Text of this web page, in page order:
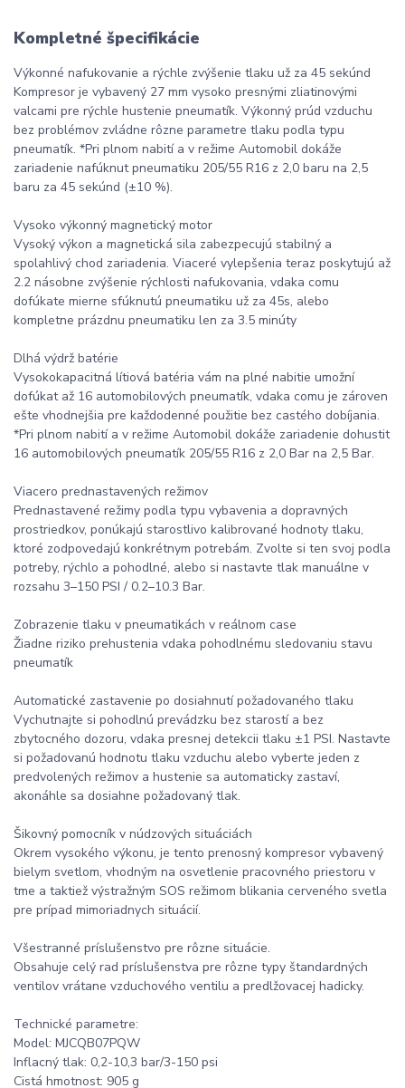
Kompletné špecifikácie
Výkonné nafukovanie a rýchle zvýšenie tlaku už za 45 sekúnd
Kompresor je vybavený 27 mm vysoko presnými zliatinovými
valcami pre rýchle hustenie pneumatík. Výkonný prúd vzduchu
bez problémov zvládne rôzne parametre tlaku podla typu
pneumatík. *Pri plnom nabití a v režime Automobil dokáže
zariadenie nafúknut pneumatiku 205/55 R16 z 2,0 baru na 2,5
baru za 45 sekúnd (±10 %).
Vysoko výkonný magnetický motor
Vysoký výkon a magnetická sila zabezpecujú stabilný a
spolahlivý chod zariadenia. Viaceré vylepšenia teraz poskytujú až
2.2 násobne zvýšenie rýchlosti nafukovania, vdaka comu
dofúkate mierne sfúknutú pneumatiku už za 45s, alebo
kompletne prázdnu pneumatiku len za 3.5 minúty
Dlhá výdrž batérie
Vysokokapacitná lítiová batéria vám na plné nabitie umožní
dofúkat až 16 automobilových pneumatík, vdaka comu je zároven
ešte vhodnejšia pre každodenné použitie bez castého dobíjania.
*Pri plnom nabití a v režime Automobil dokáže zariadenie dohustit
16 automobilových pneumatík 205/55 R16 z 2,0 Bar na 2,5 Bar.
Viacero prednastavených režimov
Prednastavené režimy podla typu vybavenia a dopravných
prostriedkov, ponúkajú starostlivo kalibrované hodnoty tlaku,
ktoré zodpovedajú konkrétnym potrebám. Zvolte si ten svoj podla
potreby, rýchlo a pohodlné, alebo si nastavte tlak manuálne v
rozsahu 3–150 PSI / 0.2–10.3 Bar.
Zobrazenie tlaku v pneumatikách v reálnom case
Žiadne riziko prehustenia vdaka pohodlnému sledovaniu stavu
pneumatík
Automatické zastavenie po dosiahnutí požadovaného tlaku
Vychutnajte si pohodlnú prevádzku bez starostí a bez
zbytocného dozoru, vdaka presnej detekcii tlaku ±1 PSI. Nastavte
si požadovanú hodnotu tlaku vzduchu alebo vyberte jeden z
predvolených režimov a hustenie sa automaticky zastaví,
akonáhle sa dosiahne požadovaný tlak.
Šikovný pomocník v núdzových situáciách
Okrem vysokého výkonu, je tento prenosný kompresor vybavený
bielym svetlom, vhodným na osvetlenie pracovného priestoru v
tme a taktiež výstražným SOS režimom blikania cerveného svetla
pre prípad mimoriadnych situácií.
Všestranné príslušenstvo pre rôzne situácie.
Obsahuje celý rad príslušenstva pre rôzne typy štandardných
ventilov vrátane vzduchového ventilu a predlžovacej hadicky.
Technické parametre:
Model: MJCQB07PQW
Inflacný tlak: 0,2-10,3 bar/3-150 psi
Cistá hmotnost: 905 g